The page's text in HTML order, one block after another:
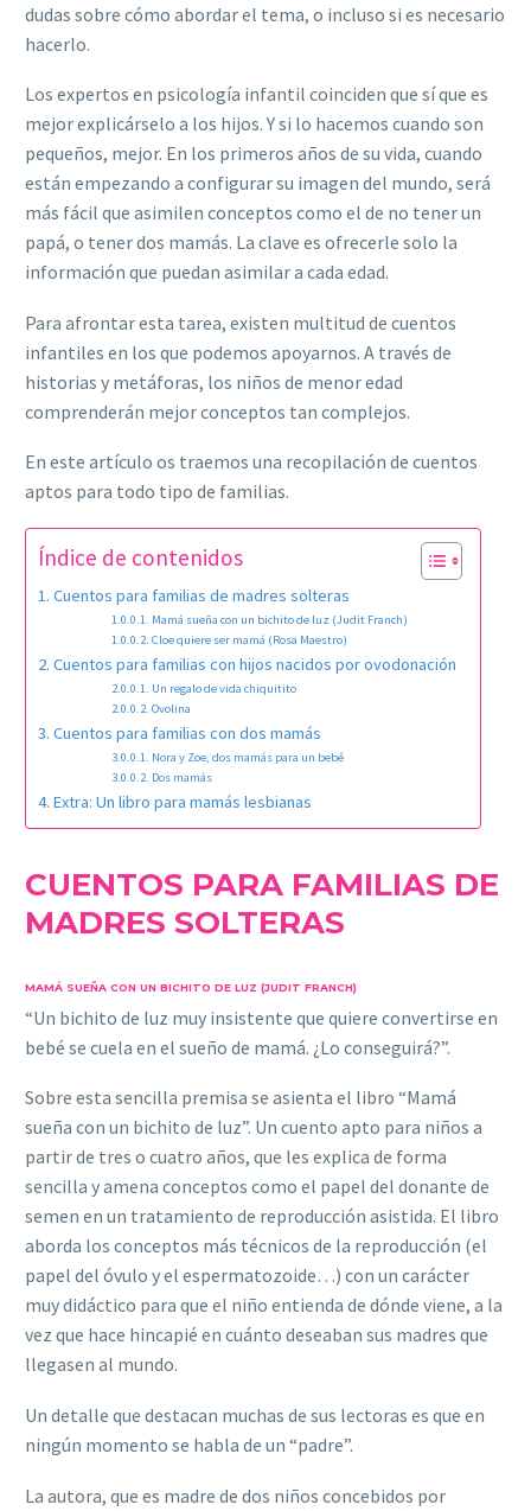
dudas sobre cómo abordar el tema, o incluso si es necesario
hacerlo.
Los expertos en psicología infantil coinciden que sí que es
mejor explicárselo a los hijos. Y si lo hacemos cuando son
pequeños, mejor. En los primeros años de su vida, cuando
están empezando a configurar su imagen del mundo, será
más fácil que asimilen conceptos como el de no tener un
papá, o tener dos mamás. La clave es ofrecerle solo la
información que puedan asimilar a cada edad.
Para afrontar esta tarea, existen multitud de cuentos
infantiles en los que podemos apoyarnos. A través de
historias y metáforas, los niños de menor edad
comprenderán mejor conceptos tan complejos.
En este artículo os traemos una recopilación de cuentos
aptos para todo tipo de familias.
Índice de contenidos
Cuentos para familias de madres solteras
Mamá sueña con un bichito de luz (Judit Franch)
Cloe quiere ser mamá (Rosa Maestro)
Cuentos para familias con hijos nacidos por ovodonación
Un regalo de vida chiquitito
Ovolina
Cuentos para familias con dos mamás
Nora y Zoe, dos mamás para un bebé
Dos mamás
Extra: Un libro para mamás lesbianas
CUENTOS PARA FAMILIAS DE
MADRES SOLTERAS
MAMÁ SUEÑA CON UN BICHITO DE LUZ (JUDIT FRANCH)
“Un bichito de luz muy insistente que quiere convertirse en
bebé se cuela en el sueño de mamá. ¿Lo conseguirá?”.
Sobre esta sencilla premisa se asienta el libro “Mamá
sueña con un bichito de luz”. Un cuento apto para niños a
partir de tres o cuatro años, que les explica de forma
sencilla y amena conceptos como el papel del donante de
semen en un tratamiento de reproducción asistida. El libro
aborda los conceptos más técnicos de la reproducción (el
papel del óvulo y el espermatozoide…) con un carácter
muy didáctico para que el niño entienda de dónde viene, a la
vez que hace hincapié en cuánto deseaban sus madres que
llegasen al mundo.
Un detalle que destacan muchas de sus lectoras es que en
ningún momento se habla de un “padre”.
La autora, que es madre de dos niños concebidos por